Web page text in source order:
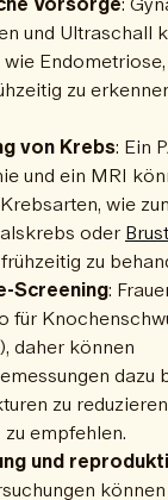
und Ultraschall
zu
von Krebs: Ein
und ein MRI
wie
oder
zu
Screening:
für
daher können
dazu
zu
empfehlen.
und